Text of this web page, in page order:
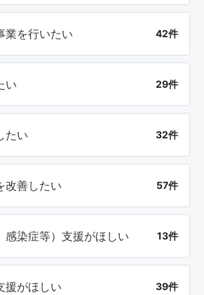
業を行いたい 42件
い 29件
たい 32件
改善したい 57件
感染症等）支援がほしい 13件
援がほしい 39件